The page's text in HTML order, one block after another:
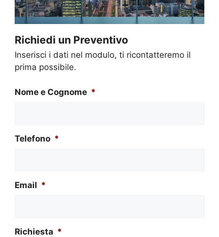
Richiedi un Preventivo
Inserisci i dati nel modulo, ti ricontatteremo il
prima possibile.
Nome e Cognome *
Telefono *
Email *
Richiesta *